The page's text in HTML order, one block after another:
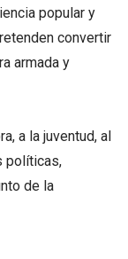
popular y
convertir
armada y
a la juventud, al
políticas,
de la